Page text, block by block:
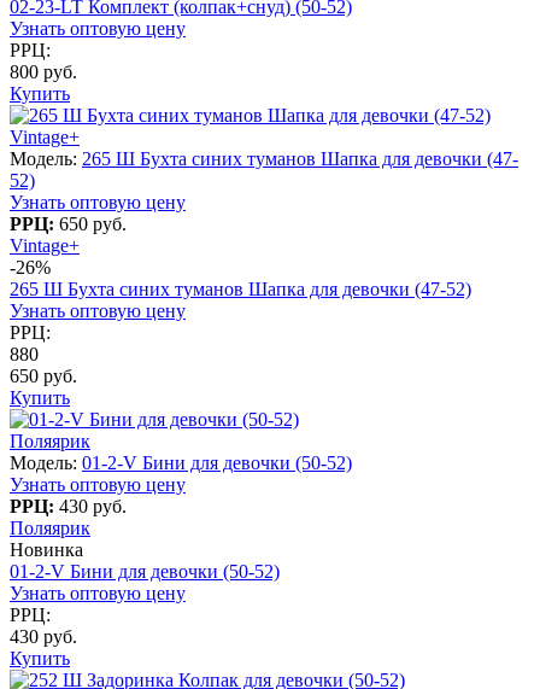
02-23-LT Комплект (колпак+снуд) (50-52)
Узнать оптовую цену
РРЦ:
800 руб.
Купить
Vintage+
Модель: 265 Ш Бухта синих туманов Шапка для девочки (47-
52)
Узнать оптовую цену
РРЦ: 650 руб.
Vintage+
-26%
265 Ш Бухта синих туманов Шапка для девочки (47-52)
Узнать оптовую цену
РРЦ:
880
650 руб.
Купить
Поляярик
Модель: 01-2-V Бини для девочки (50-52)
Узнать оптовую цену
РРЦ: 430 руб.
Поляярик
Новинка
01-2-V Бини для девочки (50-52)
Узнать оптовую цену
РРЦ:
430 руб.
Купить